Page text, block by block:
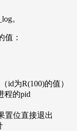
。
值：
id为R(100)的值）
程的pid
置位直接退出